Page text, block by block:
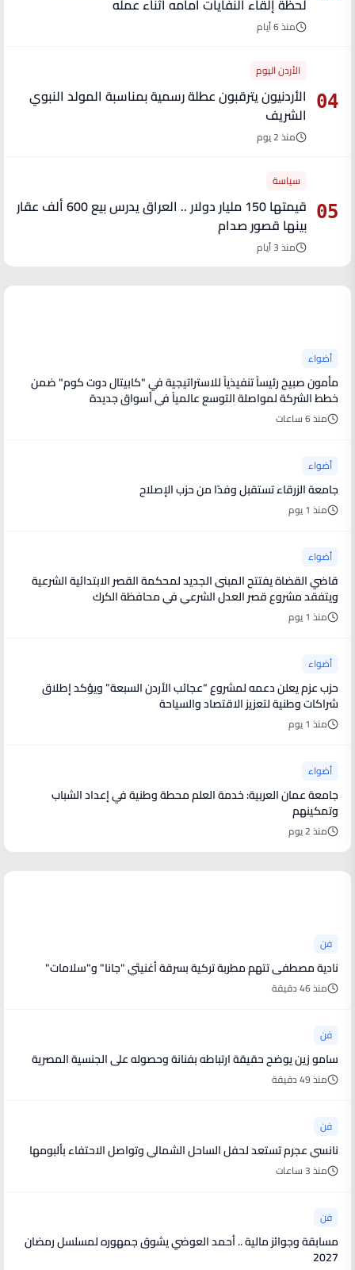
لحظة إلقاء النفايات أمامه أثناء عمله
منذ 6 أيام
04
الأردن اليوم
الأردنيون يترقبون عطلة رسمية بمناسبة المولد النبوي
الشريف
منذ 2 يوم
05
سياسة
قيمتها 150 مليار دولار .. العراق يدرس بيع 600 ألف عقار
بينها قصور صدام
منذ 3 أيام
أضواء
مأمون صبيح رئيساً تنفيذياً للاستراتيجية في "كابيتال دوت كوم" ضمن
خطط الشركة لمواصلة التوسع عالمياً في أسواق جديدة
منذ 6 ساعات
أضواء
جامعة الزرقاء تستقبل وفدًا من حزب الإصلاح
منذ 1 يوم
أضواء
قاضي القضاة يفتتح المبنى الجديد لمحكمة القصر الابتدائية الشرعية
ويتفقد مشروع قصر العدل الشرعي في محافظة الكرك
منذ 1 يوم
أضواء
حزب عزم يعلن دعمه لمشروع “عجائب الأردن السبعة” ويؤكد إطلاق
شراكات وطنية لتعزيز الاقتصاد والسياحة
منذ 1 يوم
أضواء
جامعة عمان العربية: خدمة العلم محطة وطنية في إعداد الشباب
وتمكينهم
منذ 2 يوم
فن
نادية مصطفى تتهم مطربة تركية بسرقة أغنيتَي "جانا" و"سلامات"
منذ 46 دقيقة
فن
سامو زين يوضح حقيقة ارتباطه بفنانة وحصوله على الجنسية المصرية
منذ 49 دقيقة
فن
نانسي عجرم تستعد لحفل الساحل الشمالي وتواصل الاحتفاء بألبومها
منذ 3 ساعات
فن
مسابقة وجوائز مالية .. أحمد العوضي يشوق جمهوره لمسلسل رمضان
2027